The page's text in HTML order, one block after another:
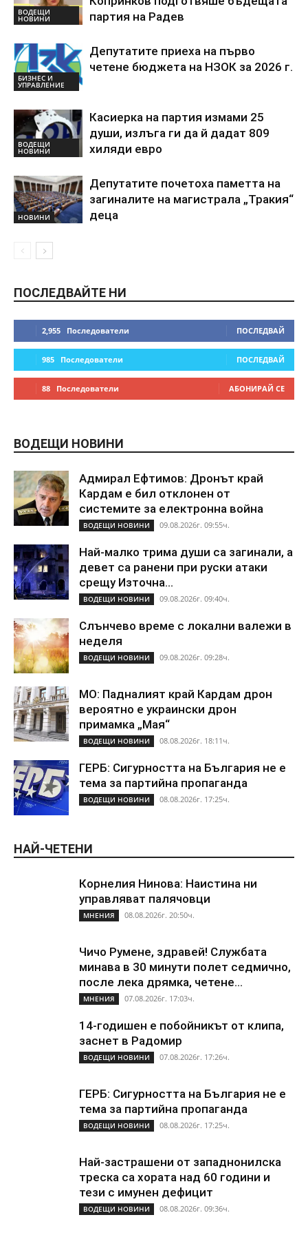
ВОДЕЩИ
НОВИНИ
партия на Радев
БИЗНЕС И
УПРАВЛЕНИЕ
Депутатите приеха на първо
четене бюджета на НЗОК за 2026 г.
ВОДЕЩИ
НОВИНИ
Касиерка на партия измами 25
души, излъга ги да й дадат 809
хиляди евро
НОВИНИ
Депутатите почетоха паметта на
загиналите на магистрала „Тракия“
деца
ПОСЛЕДВАЙТЕ НИ
2,955 Последователи ПОСЛЕДВАЙ
985 Последователи ПОСЛЕДВАЙ
88 Последователи АБОНИРАЙ СЕ
ВОДЕЩИ НОВИНИ
Адмирал Ефтимов: Дронът край
Кардам е бил отклонен от
системите за електронна война
ВОДЕЩИ НОВИНИ 09.08.2026г. 09:55ч.
Най-малко трима души са загинали, а
девет са ранени при руски атаки
срещу Източна...
ВОДЕЩИ НОВИНИ 09.08.2026г. 09:40ч.
Слънчево време с локални валежи в
неделя
ВОДЕЩИ НОВИНИ 09.08.2026г. 09:28ч.
МО: Падналият край Кардам дрон
вероятно е украински дрон
примамка „Мая“
ВОДЕЩИ НОВИНИ 08.08.2026г. 18:11ч.
ГЕРБ: Сигурността на България не е
тема за партийна пропаганда
ВОДЕЩИ НОВИНИ 08.08.2026г. 17:25ч.
НАЙ-ЧЕТЕНИ
Корнелия Нинова: Наистина ни
управляват палячовци
МНЕНИЯ 08.08.2026г. 20:50ч.
Чичо Румене, здравей! Службата
минава в 30 минути полет седмично,
после лека дрямка, четене...
МНЕНИЯ 07.08.2026г. 17:03ч.
14-годишен е побойникът от клипа,
заснет в Радомир
ВОДЕЩИ НОВИНИ 07.08.2026г. 17:26ч.
ГЕРБ: Сигурността на България не е
тема за партийна пропаганда
ВОДЕЩИ НОВИНИ 08.08.2026г. 17:25ч.
Най-застрашени от западнонилска
треска са хората над 60 години и
тези с имунен дефицит
ВОДЕЩИ НОВИНИ 08.08.2026г. 09:36ч.